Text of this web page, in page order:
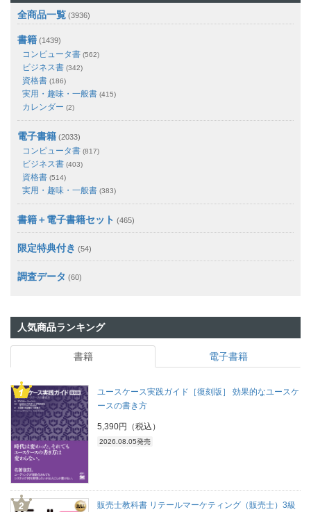
全商品一覧 (3936)
書籍 (1439)
コンピュータ書 (562)
ビジネス書 (342)
資格書 (186)
実用・趣味・一般書 (415)
カレンダー (2)
電子書籍 (2033)
コンピュータ書 (817)
ビジネス書 (403)
資格書 (514)
実用・趣味・一般書 (383)
書籍＋電子書籍セット (465)
限定特典付き (54)
調査データ (60)
人気商品ランキング
書籍 電子書籍
ユースケース実践ガイド［復刻版］ 効果的なユースケ
ースの書き方
5,390円（税込）
2026.08.05発売
販売士教科書 リテールマーケティング（販売士）3級